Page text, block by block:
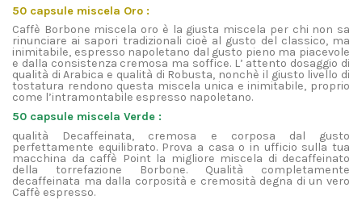
50 capsule miscela Oro :
Caffè Borbone miscela oro è la giusta miscela per chi non sa
rinunciare ai sapori tradizionali cioè al gusto del classico, ma
inimitabile, espresso napoletano dal gusto pieno ma piacevole
e dalla consistenza cremosa ma soffice. L’ attento dosaggio di
qualità di Arabica e qualità di Robusta, nonchè il giusto livello di
tostatura rendono questa miscela unica e inimitabile, proprio
come l’intramontabile espresso napoletano.
50 capsule miscela Verde :
qualità Decaffeinata, cremosa e corposa dal gusto
perfettamente equilibrato. Prova a casa o in ufficio sulla tua
macchina da caffè Point la migliore miscela di decaffeinato
della torrefazione Borbone. Qualità completamente
decaffeinata ma dalla corposità e cremosità degna di un vero
Caffè espresso.